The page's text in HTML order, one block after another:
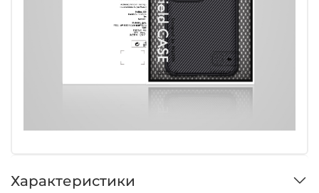
Характеристики